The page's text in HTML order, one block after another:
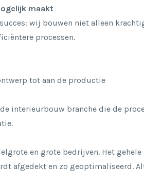
maakt
wij bouwen niet alleen
processen.
tot aan de productie
interieurbouw branche die de
en grote bedrijven. Het
afgedekt en zo geoptimaliseerd.